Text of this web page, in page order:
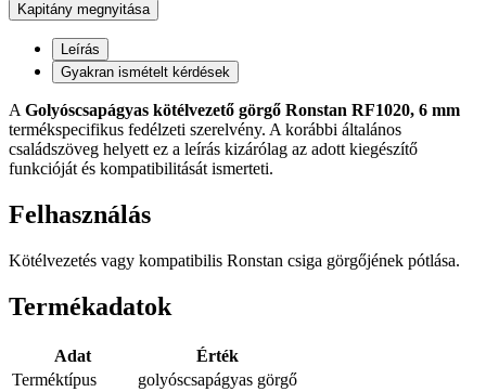
Kapitány megnyitása
Leírás
Gyakran ismételt kérdések
A Golyóscsapágyas kötélvezető görgő Ronstan RF1020, 6 mm
termékspecifikus fedélzeti szerelvény. A korábbi általános
családszöveg helyett ez a leírás kizárólag az adott kiegészítő
funkcióját és kompatibilitását ismerteti.
Felhasználás
Kötélvezetés vagy kompatibilis Ronstan csiga görgőjének pótlása.
Termékadatok
Adat
Érték
Terméktípus
golyóscsapágyas görgő